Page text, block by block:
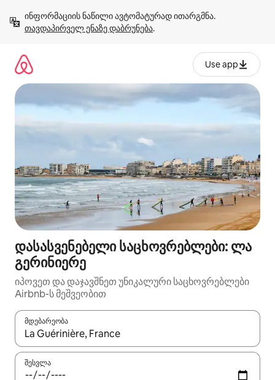
გადასვლა
თავდაპირველ ენაზე დაბრუნება.
Use app
დასასვენებელი საცხოვრებლები: ლა
გერინიერე
იპოვეთ და დაჯავშნეთ უნიკალური საცხოვრებლები
Airbnb-ს მეშვეობით
მდებარეობა
როცა შედეგები ხელმისაწვდომი გახდება, ნავიგაციისთვის
შესვლა